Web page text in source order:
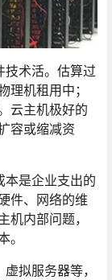
技术活。估算过
理机租用中；
云主机极好的
容或缩减资
本是企业支出的
件、网络的维
机内部问题，
。
拟服务器等，